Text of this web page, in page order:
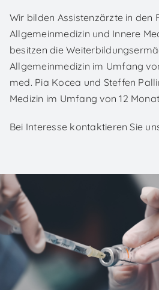
Wir bilden Assistenzärzte in den
Allgemeinmedizin und Innere
besitzen die
Allgemeinmedizin im Umfang
med. Pia Kocea und Steffen
Medizin im Umfang von 12
Bei Interesse kontaktieren Sie